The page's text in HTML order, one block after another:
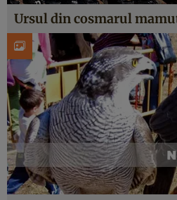
Ursul din cosmarul